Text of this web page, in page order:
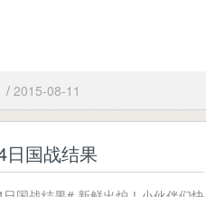
/ 2015-08-11
日国战结果